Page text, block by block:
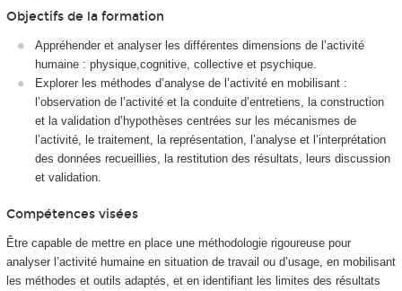
Objectifs de la formation
Appréhender et analyser les différentes dimensions de l’activité
humaine : physique,cognitive, collective et psychique.
Explorer les méthodes d’analyse de l’activité en mobilisant :
l’observation de l’activité et la conduite d’entretiens, la construction
et la validation d’hypothèses centrées sur les mécanismes de
l’activité, le traitement, la représentation, l’analyse et l’interprétation
des données recueillies, la restitution des résultats, leurs discussion
et validation.
Compétences visées
Être capable de mettre en place une méthodologie rigoureuse pour
analyser l’activité humaine en situation de travail ou d’usage, en mobilisant
les méthodes et outils adaptés, et en identifiant les limites des résultats